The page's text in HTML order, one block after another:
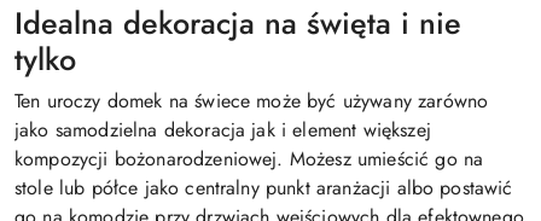
Idealna dekoracja na święta i nie
tylko
Ten uroczy domek na świece może być używany zarówno
jako samodzielna dekoracja jak i element większej
kompozycji bożonarodzeniowej. Możesz umieścić go na
stole lub półce jako centralny punkt aranżacji albo postawić